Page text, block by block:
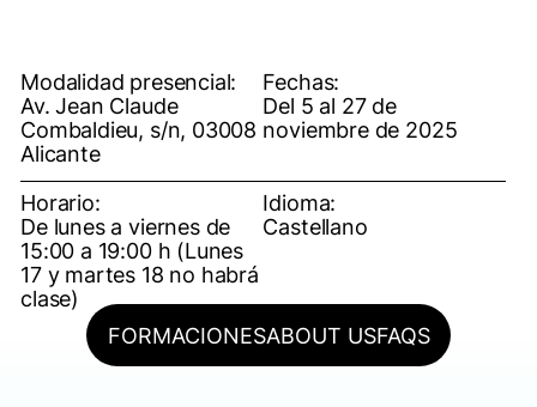
FORMACIONESABOUT USFAQS
Modalidad presencial:
Av. Jean Claude
Combaldieu, s/n, 03008
Alicante
Fechas:
Del 5 al 27 de
noviembre de 2025
Horario:
De lunes a viernes de
15:00 a 19:00 h (Lunes
17 y martes 18 no habrá
clase)
Idioma:
Castellano